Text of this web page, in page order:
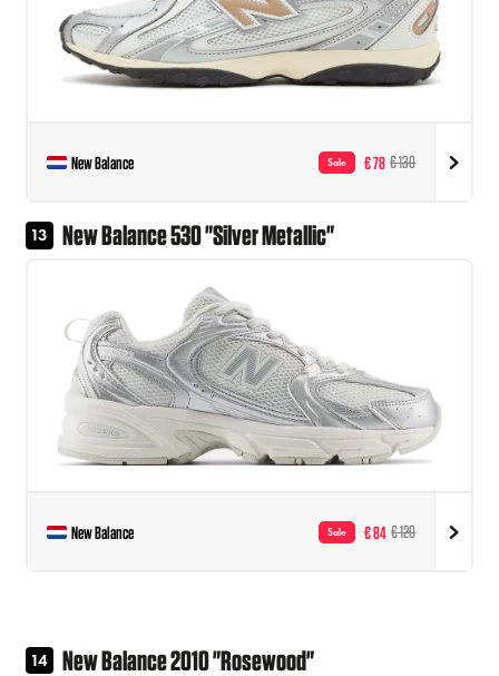
New Balance Sale € 78 € 130
13 New Balance 530 "Silver Metallic"
New Balance Sale € 84 € 120
14 New Balance 2010 "Rosewood"